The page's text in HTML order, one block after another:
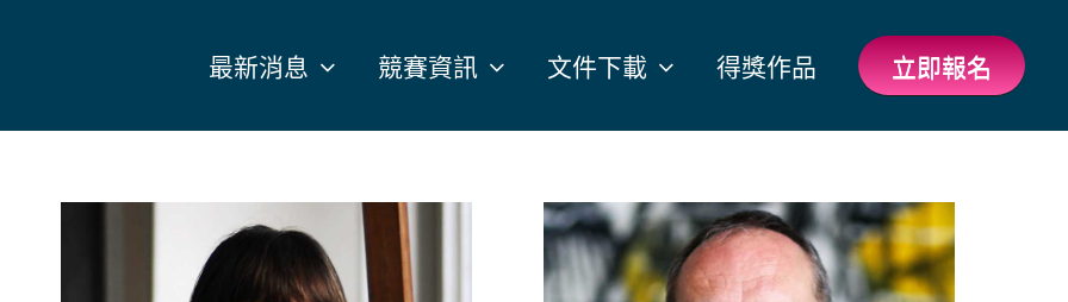
最新消息 競賽資訊 文件下載 得獎作品 立即報名